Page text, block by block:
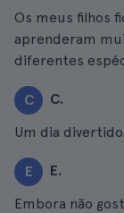
Os meus filhos
aprenderam
diferentes
C C.
Um dia divertido.
E E.
Embora não